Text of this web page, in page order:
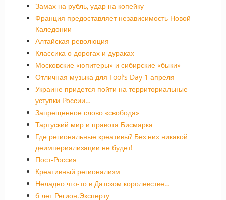
Замах на рубль, удар на копейку
Франция предоставляет независимость Новой
Каледонии
Алтайская революция
Классика о дорогах и дураках
Московские «юпитеры» и сибирские «быки»
Отличная музыка для Fool’s Day 1 апреля
Украине придется пойти на территориальные
уступки России…
Запрещенное слово «свобода»
Тартуский мир и правота Бисмарка
Где региональные креативы? Без них никакой
деимпериализации не будет!
Пост-Россия
Креативный регионализм
Неладно что-то в Датском королевстве…
6 лет Регион.Эксперту